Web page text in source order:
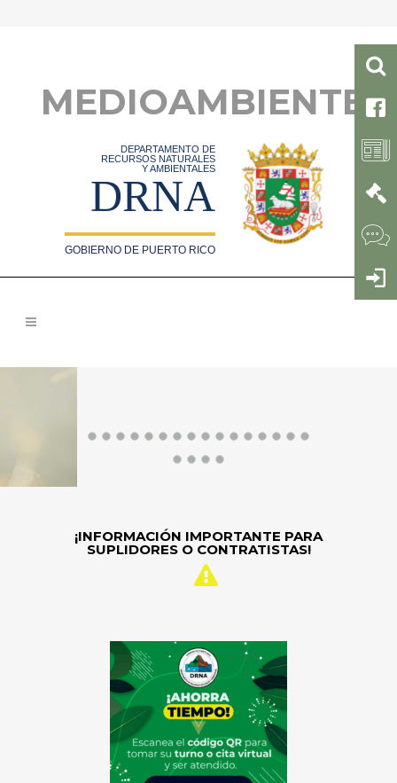
MEDIOAMBIENTE
DEPARTAMENTO DE
RECURSOS NATURALES
Y AMBIENTALES
DRNA
GOBIERNO DE PUERTO RICO
¡INFORMACIÓN IMPORTANTE PARA
SUPLIDORES O CONTRATISTAS!